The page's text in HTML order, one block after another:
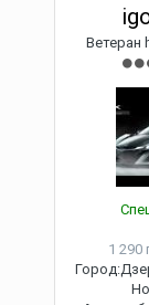
Ветеран
1 290
Город: